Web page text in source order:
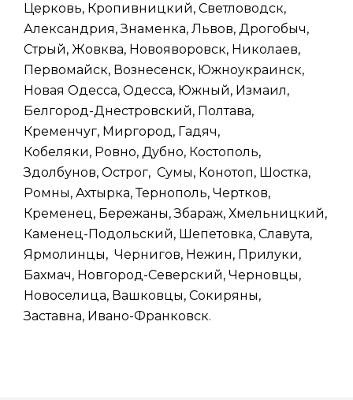
Церковь, Кропивницкий, Светловодск,
Александрия, Знаменка, Львов, Дрогобыч,
Стрый, Жовква, Новояворовск, Николаев,
Первомайск, Вознесенск, Южноукраинск,
Новая Одесса, Одесса, Южный, Измаил,
Белгород-Днестровский, Полтава,
Кременчуг, Миргород, Гадяч,
Кобеляки, Ровно, Дубно, Костополь,
Здолбунов, Острог, Сумы, Конотоп, Шостка,
Ромны, Ахтырка, Тернополь, Чертков,
Кременец, Бережаны, Збараж, Хмельницкий,
Каменец-Подольский, Шепетовка, Славута,
Ярмолинцы, Чернигов, Нежин, Прилуки,
Бахмач, Новгород-Северский, Черновцы,
Новоселица, Вашковцы, Сокиряны,
Заставна, Ивано-Франковск.